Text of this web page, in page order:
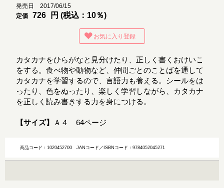
発売日 2017/06/15
定価
726 円 (税込：10％)
お気に入り登録
カタカナをひらがなと見分けたり、正しく書くおけいこ
をする。食べ物や動物など、仲間ごとのことばを通して
カタカナを学習するので、言語力も養える。シールをは
ったり、色をぬったり、楽しく学習しながら、カタカナ
を正しく読み書きする力を身につける。
【サイズ】 Ａ４ 64ページ
商品コード：1020452700JANコード／ISBNコード：9784052045271